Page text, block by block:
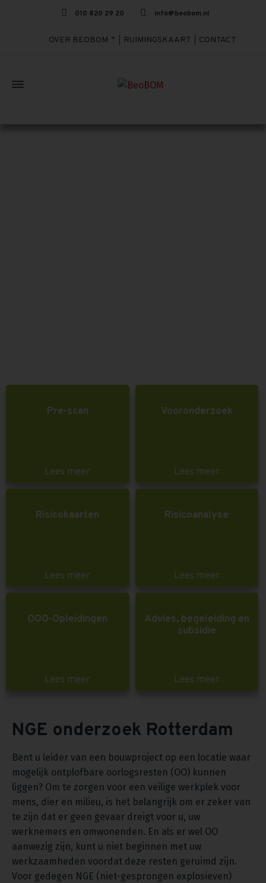
010 820 29 20 info@beobom.nl
OVER BEOBOM RUIMINGSKAART CONTACT
Pre-scan
Lees meer
Vooronderzoek
Lees meer
Risicokaarten
Lees meer
Risicoanalyse
Lees meer
OOO-Opleidingen
Lees meer
Advies, begeleiding en
subsidie
Lees meer
NGE onderzoek Rotterdam
Bent u leider van een bouwproject op een locatie waar
mogelijk ontplofbare oorlogsresten (OO) kunnen
liggen? Om te zorgen voor een veilige werkplek voor
mens, dier en milieu, is het belangrijk om er zeker van
te zijn dat er geen gevaar dreigt voor u, uw
werknemers en omwonenden. En als er wel OO
aanwezig zijn, kunt u niet beginnen met uw
werkzaamheden voordat deze resten geruimd zijn.
Voor gedegen NGE (niet-gesprongen explosieven)